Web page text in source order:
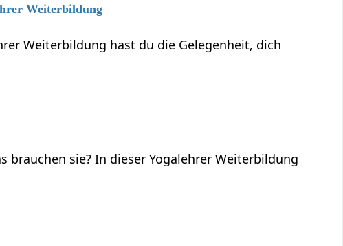
Weiterbildung
Weiterbildung hast du die Gelegenheit, dich
brauchen sie? In dieser Yogalehrer Weiterbildung